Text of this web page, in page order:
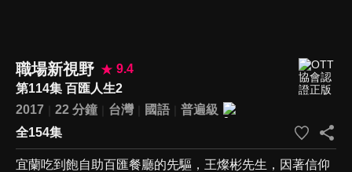
職場新視野
9.4
第114集 百匯人生2
2017
22 分鐘 台灣 國語
普遍級
全154集
宜蘭吃到飽自助百匯餐廳的先驅，王燦彬先生，因著信仰